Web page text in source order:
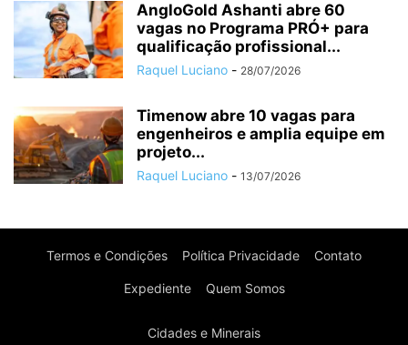
AngloGold Ashanti abre 60
vagas no Programa PRÓ+ para
qualificação profissional...
Raquel Luciano - 28/07/2026
Timenow abre 10 vagas para
engenheiros e amplia equipe em
projeto...
Raquel Luciano - 13/07/2026
Termos e Condições Política Privacidade Contato
Expediente Quem Somos
Cidades e Minerais